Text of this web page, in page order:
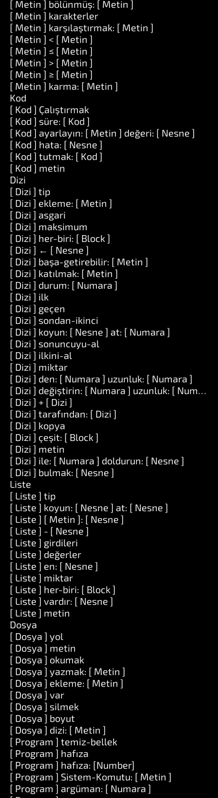
[ Metin ] bölünmüş: [ Metin ]
[ Metin ] karakterler
[ Metin ] karşılaştırmak: [ Metin ]
[ Metin ] < [ Metin ]
[ Metin ] ≤ [ Metin ]
[ Metin ] > [ Metin ]
[ Metin ] ≥ [ Metin ]
[ Metin ] karma: [ Metin ]
Kod
[ Kod ] Çalıştırmak
[ Kod ] süre: [ Kod ]
[ Kod ] ayarlayın: [ Metin ] değeri: [ Nesne ]
[ Kod ] hata: [ Nesne ]
[ Kod ] tutmak: [ Kod ]
[ Kod ] metin
Dizi
[ Dizi ] tip
[ Dizi ] ekleme: [ Metin ]
[ Dizi ] asgari
[ Dizi ] maksimum
[ Dizi ] her-biri: [ Block ]
[ Dizi ] ← [ Nesne ]
[ Dizi ] başa-getirebilir: [ Metin ]
[ Dizi ] katılmak: [ Metin ]
[ Dizi ] durum: [ Numara ]
[ Dizi ] ilk
[ Dizi ] geçen
[ Dizi ] sondan-ikinci
[ Dizi ] koyun: [ Nesne ] at: [ Numara ]
[ Dizi ] sonuncuyu-al
[ Dizi ] ilkini-al
[ Dizi ] miktar
[ Dizi ] den: [ Numara ] uzunluk: [ Numara ]
[ Dizi ] değiştirin: [ Numara ] uzunluk: [ Numara
[ Dizi ] + [ Dizi ]
[ Dizi ] tarafından: [ Dizi ]
[ Dizi ] kopya
[ Dizi ] çeşit: [ Block ]
[ Dizi ] metin
[ Dizi ] ile: [ Numara ] doldurun: [ Nesne ]
[ Dizi ] bulmak: [ Nesne ]
Liste
[ Liste ] tip
[ Liste ] koyun: [ Nesne ] at: [ Nesne ]
[ Liste ] [ Metin ]: [ Nesne ]
[ Liste ] - [ Nesne ]
[ Liste ] girdileri
[ Liste ] değerler
[ Liste ] en: [ Nesne ]
[ Liste ] miktar
[ Liste ] her-biri: [ Block ]
[ Liste ] vardır: [ Nesne ]
[ Liste ] metin
Dosya
[ Dosya ] yol
[ Dosya ] metin
[ Dosya ] okumak
[ Dosya ] yazmak: [ Metin ]
[ Dosya ] ekleme: [ Metin ]
[ Dosya ] var
[ Dosya ] silmek
[ Dosya ] boyut
[ Dosya ] dizi: [ Metin ]
[ Program ] temiz-bellek
[ Program ] hafıza
[ Program ] hafıza: [Number]
[ Program ] Sistem-Komutu: [ Metin ]
[ Program ] argüman: [ Numara ]